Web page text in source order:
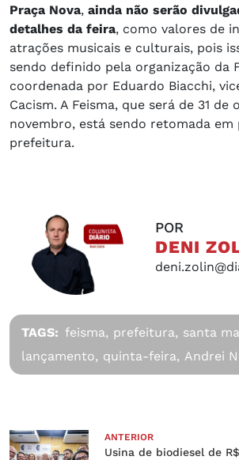
Praça Nova, ainda não serão
detalhes da feira, como valores de
atrações musicais e culturais, pois
sendo definido pela organização da
coordenada por Eduardo Biacchi,
Cacism. A Feisma, que será de 31
novembro, está sendo retomada em
prefeitura.
POR
DENI
TAGS: feisma, prefeitura, santa
lançamento, quinta-feira, Andrei
ANTERIOR
Usina de biodiesel de